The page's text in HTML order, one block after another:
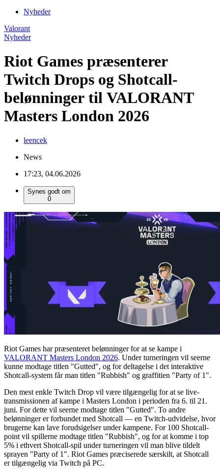
Nyheder
Valorant
Nyheder
Riot Games præsenterer
Twitch Drops og Shotcall-
belønninger til VALORANT
Masters London 2026
leencek
News
17:23, 04.06.2026
Synes godt om
0
Riot Games har præsenteret belønninger for at se kampe i
VALORANT Masters London 2026. Under turneringen vil seerne
kunne modtage titlen "Gutted", og for deltagelse i det interaktive
Shotcall-system får man titlen "Rubbish" og graffitien "Party of 1".
Den mest enkle Twitch Drop vil være tilgængelig for at se live-
transmissionen af kampe i Masters London i perioden fra 6. til 21.
juni. For dette vil seerne modtage titlen "Gutted". To andre
belønninger er forbundet med Shotcall — en Twitch-udvidelse, hvor
brugerne kan lave forudsigelser under kampene. For 100 Shotcall-
point vil spillerne modtage titlen "Rubbish", og for at komme i top
5% i ethvert Shotcall-spil under turneringen vil man blive tildelt
sprayen "Party of 1". Riot Games præciserede særskilt, at Shotcall
er tilgængelig via Twitch på PC.